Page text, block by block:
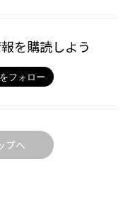
を購読しよう
プへ